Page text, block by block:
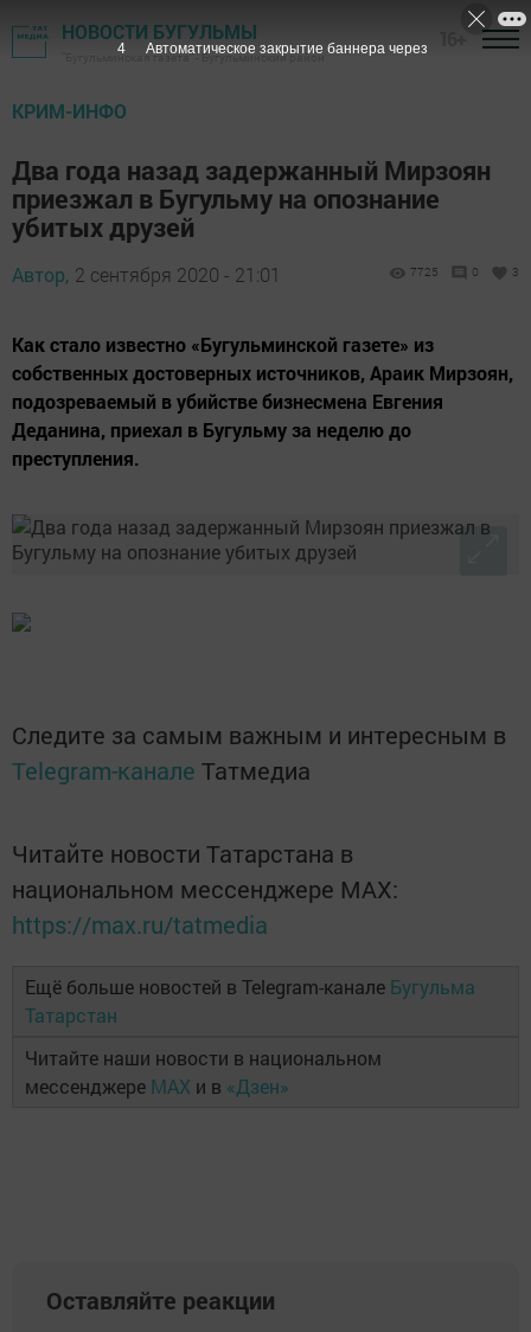
НОВОСТИ БУГУЛЬМЫ
"Бугульминская газета" - Бугульминский район
КРИМ-ИНФО
Два года назад задержанный Мирзоян
приезжал в Бугульму на опознание
убитых друзей
Автор, 2 сентября 2020 - 21:01 7725 0 3
Как стало известно «Бугульминской газете» из
собственных достоверных источников, Араик Мирзоян,
подозреваемый в убийстве бизнесмена Евгения
Деданина, приехал в Бугульму за неделю до
преступления.
Следите за самым важным и интересным в
Telegram-канале Татмедиа
Читайте новости Татарстана в
национальном мессенджере MАХ:
https://max.ru/tatmedia
Ещё больше новостей в Telegram-канале Бугульма
Татарстан
Читайте наши новости в национальном
мессенджере MAX и в «Дзен»
Оставляйте реакции
3 Автоматическое закрытие баннера через